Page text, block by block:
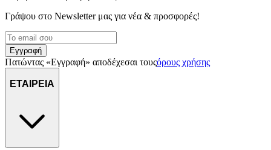
μας και την ανάπτυξη προϊόντων. Επίσης, κοινοποιούμε
πληροφορίες σχετικά με την από μέρους σας χρήση της
τοποθεσίας μας στους συνεργάτες μέσων κοινωνικής
δικτύωσης, διαφημίσεων και ανάλυσης.
Γράψου στο Νewsletter μας για νέα & προσφορές!
Εγγραφή
Πατώντας «Εγγραφή» αποδέχεσαι τουςόρους χρήσης
ΕΤΑΙΡΕΙΑ